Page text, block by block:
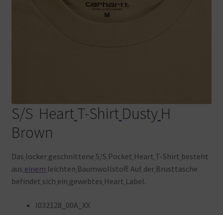
S/S Heart T-Shirt Dusty H
Brown
Das locker geschnittene S/S Pocket Heart T-Shirt besteht
aus einem leichten Baumwollstoff. Auf der Brusttasche
befindet sich ein gewebtes Heart Label.
I032128_00A_XX